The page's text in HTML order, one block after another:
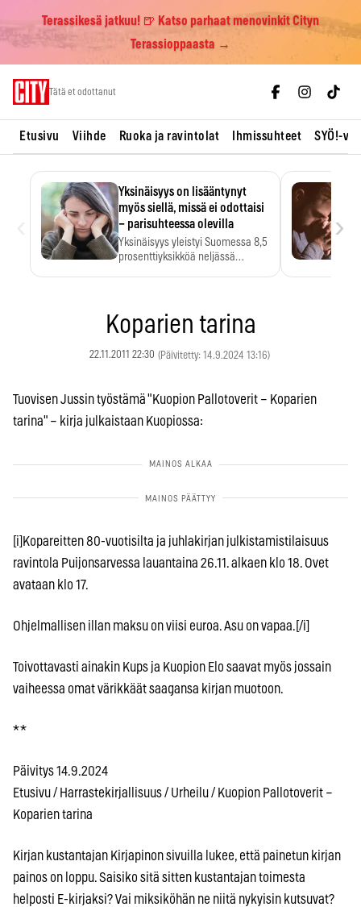
Terassikesä jatkuu! 🍺 Katso parhaat menovinkit Cityn
Terassioppaasta →
Tätä et odottanut
Etusivu Viihde Ruoka ja ravintolat Ihmissuhteet SYÖ!-
Yksinäisyys on lisääntynyt
myös siellä, missä ei odottaisi
– parisuhteessa olevilla
Yksinäisyys yleistyi Suomessa 8,5
prosenttiyksikköä neljässä
›
Koparien tarina
22.11.2011 22:30 (Päivitetty: 14.9.2024 13:16)
Tuovisen Jussin työstämä "Kuopion Pallotoverit – Koparien
tarina" – kirja julkaistaan Kuopiossa:
[i]Kopareitten 80-vuotisilta ja juhlakirjan julkistamistilaisuus
ravintola Puijonsarvessa lauantaina 26.11. alkaen klo 18. Ovet
avataan klo 17.
Ohjelmallisen illan maksu on viisi euroa. Asu on vapaa.[/i]
Toivottavasti ainakin Kups ja Kuopion Elo saavat myös jossain
vaiheessa omat värikkäät saagansa kirjan muotoon.
* *
Päivitys 14.9.2024
Etusivu / Harrastekirjallisuus / Urheilu / Kuopion Pallotoverit –
Koparien tarina
Kirjan kustantajan Kirjapinon sivuilla lukee, että painetun kirjan
painos on loppu. Saisiko sitä sitten kustantajan toimesta
helposti E-kirjaksi? Vai miksiköhän ne niitä nykyisin kutsuvat?